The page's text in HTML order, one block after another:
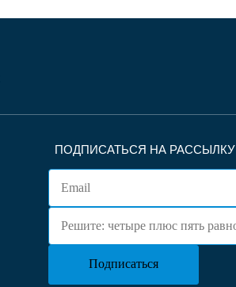
ПОДПИСАТЬСЯ НА РАССЫЛКУ